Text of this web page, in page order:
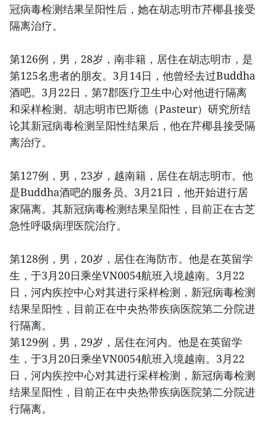
冠病毒检测结果呈阳性后，她在胡志明市芹椰县接受
隔离治疗。
第126例，男，28岁，南非籍，居住在胡志明市，是
第125名患者的朋友。3月14日，他曾经去过Buddha
酒吧。3月22日，第7郡医疗卫生中心对他进行隔离
和采样检测。胡志明市巴斯德（Pasteur）研究所结
论其新冠病毒检测呈阳性结果后，他在芹椰县接受隔
离治疗。
第127例，男，23岁，越南籍，居住在胡志明市。他
是Buddha酒吧的服务员。3月21日，他开始进行居
家隔离。其新冠病毒检测结果呈阳性，目前正在古芝
急性呼吸病理医院治疗。
第128例，男，20岁，居住在海防市。他是在英留学
生，于3月20日乘坐VN0054航班入境越南。3月22
日，河内疾控中心对其进行采样检测，新冠病毒检测
结果呈阳性，目前正在中央热带疾病医院第二分院进
行隔离。
第129例，男，29岁，居住在河内。他是在英留学
生，于3月20日乘坐VN0054航班入境越南。3月22
日，河内疾控中心对其进行采样检测，新冠病毒检测
结果呈阳性，目前正在中央热带疾病医院第二分院进
行隔离。